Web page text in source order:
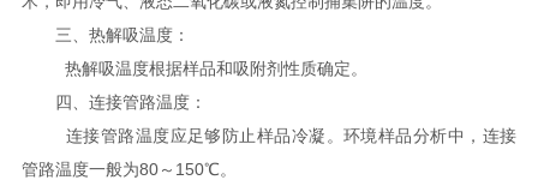
三、热解吸温度：
热解吸温度根据样品和吸附剂性质确定。
四、连接管路温度：
连接管路温度应足够防止样品冷凝。环境样品分析中，连接
管路温度一般为80～150℃。